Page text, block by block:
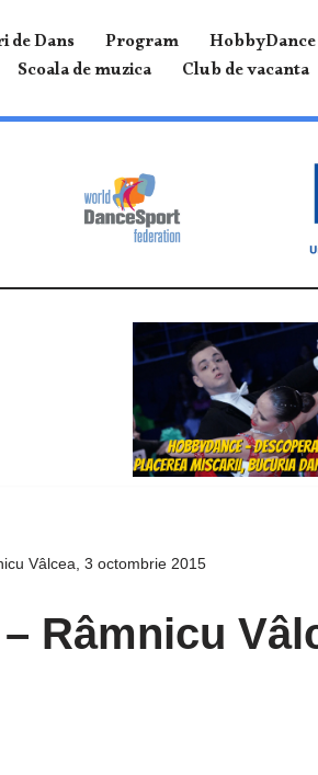
de Dans Program
Scoala de muzica Club de vacanta
Vâlcea, 3 octombrie 2015
Râmnicu